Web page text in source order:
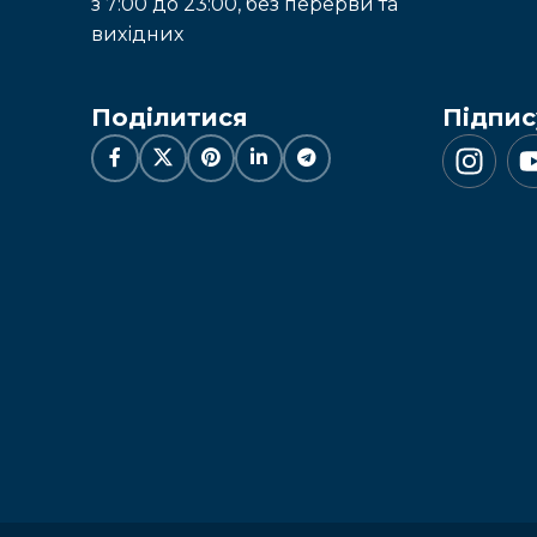
вихідних
Поділитися